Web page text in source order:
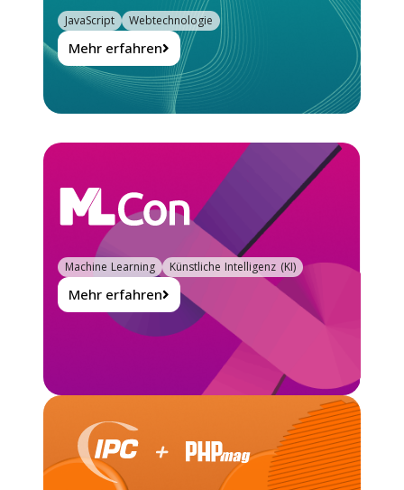
Mehr erfahren
JavaScript Webtechnologie
Mehr erfahren
Machine Learning Künstliche Intelligenz (KI)